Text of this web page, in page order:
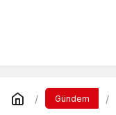
Gündem